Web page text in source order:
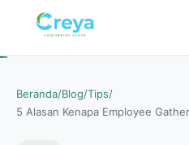
Beranda/Blog/Tips/
5 Alasan Kenapa Employee